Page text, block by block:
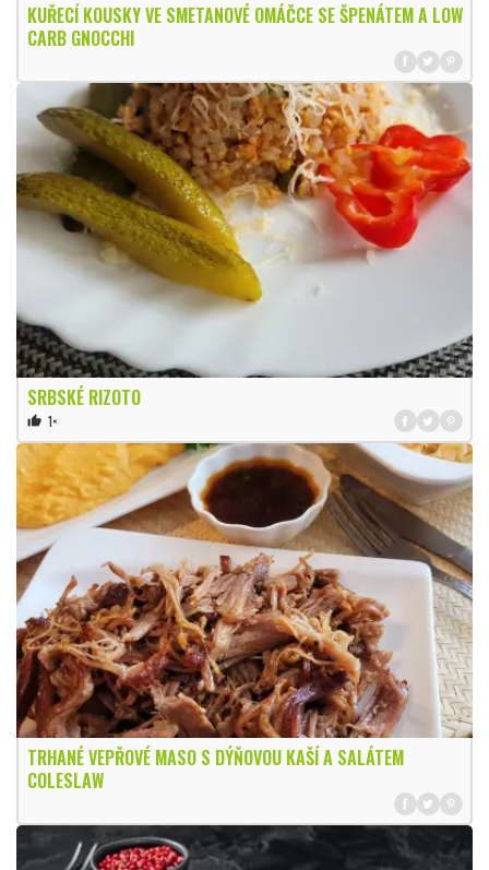
KUŘECÍ KOUSKY VE SMETANOVÉ OMÁČCE SE ŠPENÁTEM A LOW
CARB GNOCCHI
SRBSKÉ RIZOTO
thumb_up 1×
TRHANÉ VEPŘOVÉ MASO S DÝŇOVOU KAŠÍ A SALÁTEM
COLESLAW